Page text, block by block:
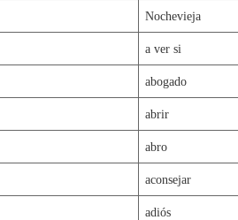
Nochevieja
a ver si
abogado
abrir
abro
aconsejar
adiós